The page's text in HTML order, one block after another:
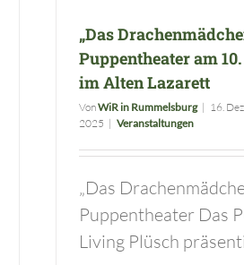
„Das
Puppentheater am
im Alten Lazarett
VonWiR in Rummelsburg | 16.
2025 | Veranstaltungen
„Das
Puppentheater Das
Living Plüsch